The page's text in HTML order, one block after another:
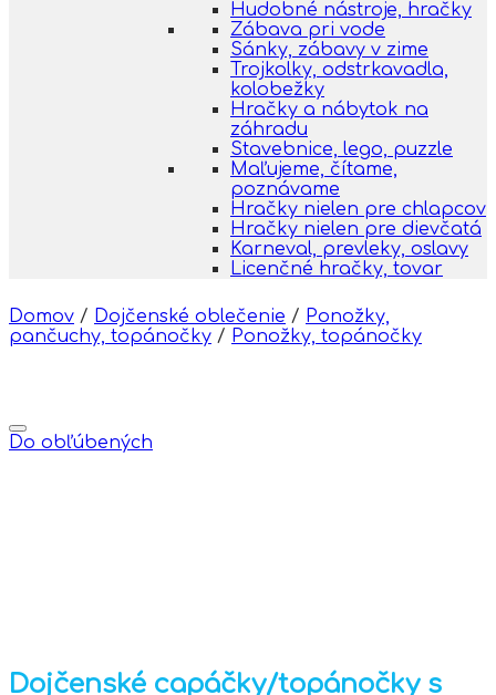
Hudobné nástroje, hračky
Zábava pri vode
Sánky, zábavy v zime
Trojkolky, odstrkavadla,
kolobežky
Hračky a nábytok na
záhradu
Stavebnice, lego, puzzle
Maľujeme, čítame,
poznávame
Hračky nielen pre chlapcov
Hračky nielen pre dievčatá
Karneval, prevleky, oslavy
Licenčné hračky, tovar
Domov / Dojčenské oblečenie / Ponožky,
pančuchy, topánočky / Ponožky, topánočky
Do obľúbených
Dojčenské capáčky/topánočky s